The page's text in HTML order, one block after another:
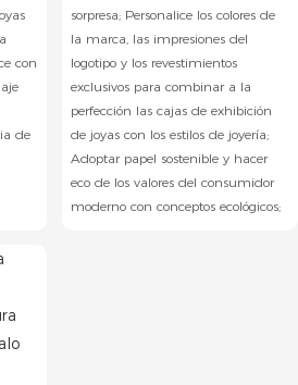
con
de
sorpresa; Personalice los colores de
la marca, las impresiones del
logotipo y los revestimientos
exclusivos para combinar a la
perfección las cajas de exhibición
de joyas con los estilos de joyería;
Adoptar papel sostenible y hacer
eco de los valores del consumidor
moderno con conceptos ecológicos;